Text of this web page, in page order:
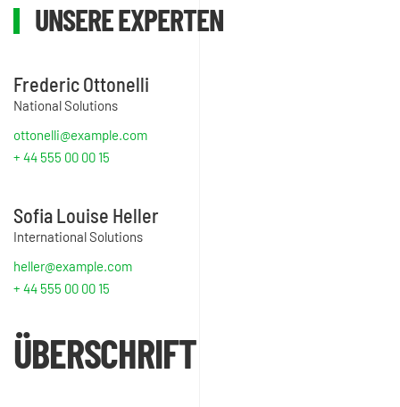
UNSERE EXPERTEN
Frederic Ottonelli
National Solutions
ottonelli@example.com
+ 44 555 00 00 15
Sofia Louise Heller
International Solutions
heller@example.com
+ 44 555 00 00 15
ÜBERSCHRIFT